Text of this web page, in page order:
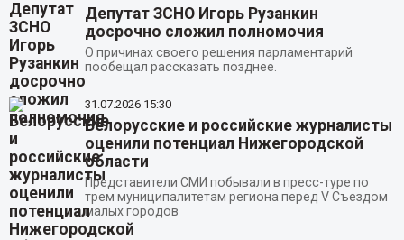
Депутат ЗСНО Игорь Рузанкин
досрочно сложил полномочия
О причинах своего решения парламентарий
пообещал рассказать позднее.
31.07.2026 15:30
Белорусские и российские журналисты
оценили потенциал Нижегородской
области
Представители СМИ побывали в пресс-туре по
трем муниципалитетам региона перед V Съездом
малых городов